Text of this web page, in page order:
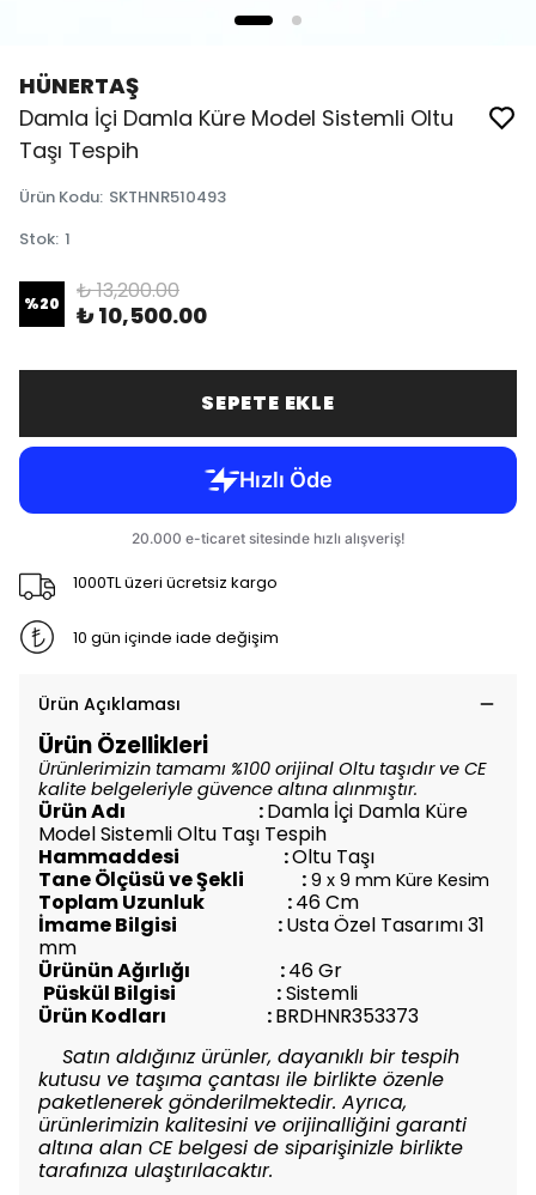
HÜNERTAŞ
Damla İçi Damla Küre Model Sistemli Oltu
Taşı Tespih
Ürün Kodu: SKTHNR510493
Stok: 1
%20 ₺ 13,200.00
₺ 10,500.00
SEPETE EKLE
1000TL üzeri ücretsiz kargo
10 gün içinde iade değişim
Ürün Açıklaması
Ürün Özellikleri
Ürünlerimizin tamamı %100 orijinal Oltu taşıdır ve CE
kalite belgeleriyle güvence altına alınmıştır.
Ürün Adı :Damla İçi Damla Küre
Model Sistemli Oltu Taşı Tespih
Hammaddesi :Oltu Taşı
Tane Ölçüsü ve Şekli : 9 x 9 mm Küre Kesim
Toplam Uzunluk :46 Cm
İmame Bilgisi :Usta Özel Tasarımı 31
mm
Ürünün Ağırlığı :46 Gr
Püskül Bilgisi :Sistemli
Ürün Kodları :BRDHNR353373
Satın aldığınız ürünler, dayanıklı bir tespih
kutusu ve taşıma çantası ile birlikte özenle
paketlenerek gönderilmektedir. Ayrıca,
ürünlerimizin kalitesini ve orijinalliğini garanti
altına alan CE belgesi de siparişinizle birlikte
tarafınıza ulaştırılacaktır.